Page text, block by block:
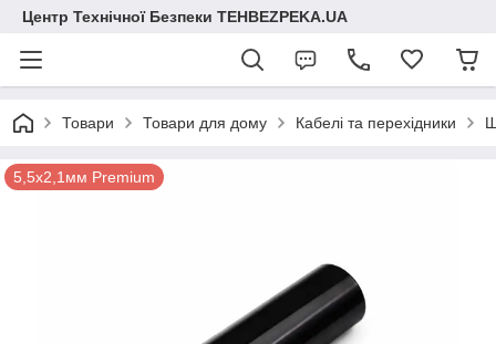
Центр Технічної Безпеки TEHBEZPEKA.UA
Товари Товари для дому Кабелі та перехідники
5,5x2,1мм Premium